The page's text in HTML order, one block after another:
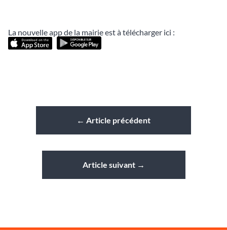
La nouvelle app de la mairie est à télécharger ici :
← Article précédent
Article suivant→